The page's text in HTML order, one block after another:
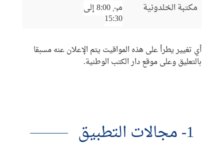
مكتبة الخلدونية
من 8:00 إلى
15:30
أي تغيير يطرأ على هذه المواقيت يتم الإعلان عنه مسبقا
بالتعليق وعلى موقع دار الكتب الوطنية.
1- مجالات التطبيق